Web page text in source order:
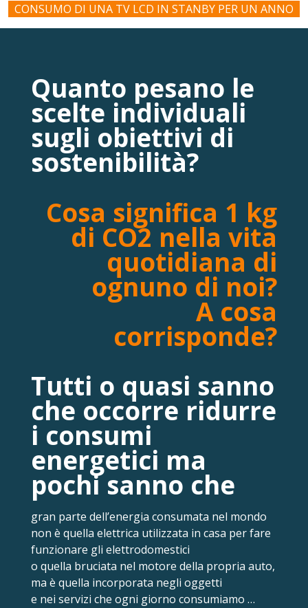
CONSUMO DI UNA TV LCD IN STANBY PER UN ANNO
Quanto pesano le
scelte individuali
sugli obiettivi di
sostenibilità?
Cosa significa 1 kg
di CO2 nella vita
quotidiana di
ognuno di noi?
A cosa
corrisponde?
Tutti o quasi sanno
che occorre ridurre
i consumi
energetici ma
pochi sanno che
gran parte dell’energia consumata nel mondo
non è quella elettrica utilizzata in casa per fare
funzionare gli elettrodomestici
o quella bruciata nel motore della propria auto,
ma è quella incorporata negli oggetti
e nei servizi che ogni giorno consumiamo …